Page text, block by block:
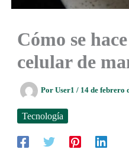
Cómo se
celular de
Por User1 / 14 de febrero
Tecnología